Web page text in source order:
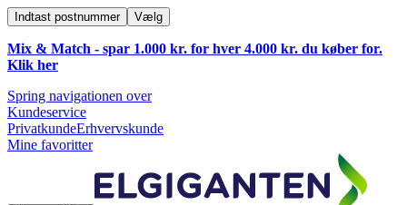
Indtast postnummer Vælg
Mix & Match - spar 1.000 kr. for hver 4.000 kr. du køber for.
Klik her
Spring navigationen over
Kundeservice
PrivatkundeErhvervskunde
Mine favoritter